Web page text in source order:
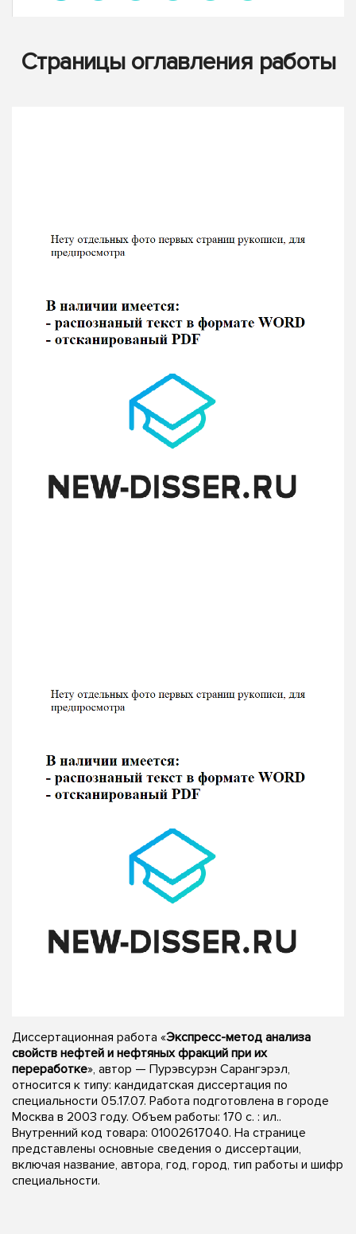
Страницы оглавления работы
Диссертационная работа «Экспресс-метод анализа
свойств нефтей и нефтяных фракций при их
переработке», автор — Пурэвсурэн Сарангэрэл,
относится к типу: кандидатская диссертация по
специальности 05.17.07. Работа подготовлена в городе
Москва в 2003 году. Объем работы: 170 с. : ил..
Внутренний код товара: 01002617040. На странице
представлены основные сведения о диссертации,
включая название, автора, год, город, тип работы и шифр
специальности.